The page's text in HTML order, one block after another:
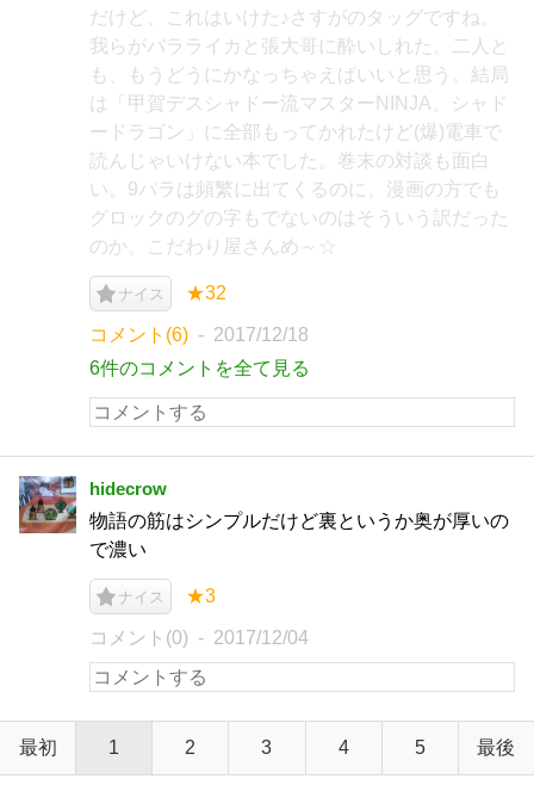
だけど、これはいけた♪さすがのタッグですね。
我らがバラライカと張大哥に酔いしれた。二人と
も、もうどうにかなっちゃえばいいと思う。結局
は「甲賀デスシャドー流マスターNINJA、シャド
ードラゴン」に全部もってかれたけど(爆)電車で
読んじゃいけない本でした。巻末の対談も面白
い。9パラは頻繁に出てくるのに、漫画の方でも
グロックのグの字もでないのはそういう訳だった
のか。こだわり屋さんめ～☆
ナイス ★32
コメント(6)
2017/12/18
6件のコメントを全て見る
hidecrow
物語の筋はシンプルだけど裏というか奥が厚いの
で濃い
ナイス ★3
コメント(0) 2017/12/04
最初 1 2 3 4 5 最後